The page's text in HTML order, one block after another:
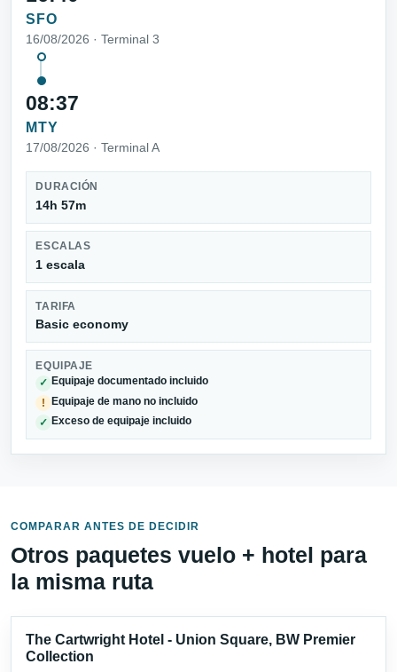
SFO
16/08/2026 · Terminal 3
08:37
MTY
17/08/2026 · Terminal A
DURACIÓN
14h 57m
ESCALAS
1 escala
TARIFA
Basic economy
EQUIPAJE
✓ Equipaje documentado incluido
! Equipaje de mano no incluido
✓ Exceso de equipaje incluido
COMPARAR ANTES DE DECIDIR
Otros paquetes vuelo + hotel para
la misma ruta
The Cartwright Hotel - Union Square, BW Premier
Collection